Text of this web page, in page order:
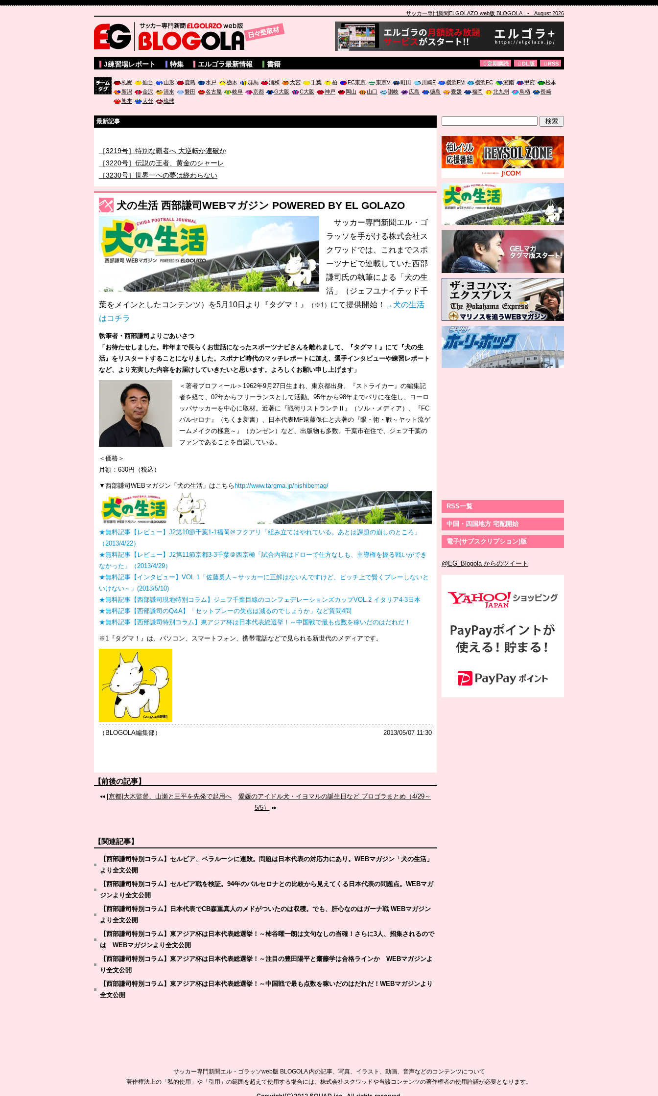
サッカー専門新聞ELGOLAZO web版 BLOGOLA- August 2026
サッカー専門新聞ELGOLAZO web版 BLOGOLA
J練習場レポート 特集 エルゴラ最新情報 書籍 定期購読 DL版 RSS
札幌 仙台 山形 鹿島 水戸 栃木 群馬 浦和 大宮 千葉 柏 FC東京 東京V 町田 川崎F 横浜FM 横浜FC 湘南 甲府
松本
新潟
金沢 清水 磐田 名古屋 岐阜 京都 G大阪 C大阪 神戸 岡山 山口 讃岐 広島 徳島 愛媛 福岡 北九州 鳥栖
長崎
熊本
大分 琉球
最新記事
［3219号］特別な覇者へ 大逆転か連破か
［3220号］伝説の王者、黄金のシャーレ
［3230号］世界一への夢は終わらない
［3223号］一丸。日本出陣
［3222号］史上最大のW杯開幕 注目は「個」
犬の生活 西部謙司WEBマガジン POWERED BY EL GOLAZO
サッカー専門新聞エル・ゴ
ラッソを手がける株式会社ス
クワッドでは、これまでスポ
ーツナビで連載していた西部
謙司氏の執筆による「犬の生
活」（ジェフユナイテッド千
葉をメインとしたコンテンツ）を5月10日より『タグマ！』
（※1） にて提供開始！ →犬の生活
はコチラ
執筆者・西部謙司よりごあいさつ
「お待たせしました。昨年まで長らくお世話になったスポーツナビさんを離れまして、『タグマ！』にて『犬の生
活』をリスタートすることになりました。スポナビ時代のマッチレポートに加え、選手インタビューや練習レポート
など、より充実した内容をお届けしていきたいと思います。よろしくお願い申し上げます」
＜著者プロフィール＞1962年9月27日生まれ、東京都出身。『ストライカー』の編集記
者を経て、02年からフリーランスとして活動。95年から98年までパリに在住し、ヨーロ
ッパサッカーを中心に取材。近著に『戦術リストランテⅡ』（ソル・メディア）、『FC
バルセロナ』（ちくま新書）、日本代表MF遠藤保仁と共著の『眼・術・戦～ヤット流ゲ
ームメイクの極意～』（カンゼン）など、出版物も多数。千葉市在住で、ジェフ千葉の
ファンであることを自認している。
＜価格＞
月額：630円（税込）
▼西部謙司WEBマガジン「犬の生活」はこちら http://www.targma.jp/nishibemag/
★無料記事【レビュー】J2第10節千葉1-1福岡＠フクアリ「組み立てはやれている。あとは課題の崩しのところ」
（2013/4/22）
★無料記事【レビュー】J2第11節京都3-3千葉＠西京極「試合内容はドローで仕方なしも、主導権を握る戦いができ
なかった」（2013/4/29）
★無料記事【インタビュー】VOL.1「佐藤勇人～サッカーに正解はないんですけど、ピッチ上で賢くプレーしないと
いけない～」(2013/5/10)
★無料記事【西部謙司現地特別コラム】ジェフ千葉目線のコンフェデレーションズカップVOL.2 イタリア4-3日本
★無料記事【西部謙司のQ&A】「セットプレーの失点は減るのでしょうか」など質問4問
★無料記事【西部謙司特別コラム】東アジア杯は日本代表総選挙！～中国戦で最も点数を稼いだのはだれだ！
※1『タグマ！』は、パソコン、スマートフォン、携帯電話などで見られる新世代のメディアです。
（BLOGOLA編集部） 2013/05/07 11:30
【前後の記事】
[京都]大木監督、山瀬と三平を先発で起用へ
愛媛のアイドル犬・イヨマルの誕生日など ブロゴラまとめ（4/29～
5/5）
【関連記事】
【西部謙司特別コラム】セルビア、ベラルーシに連敗。問題は日本代表の対応力にあり。WEBマガジン「犬の生活」
より全文公開
【西部謙司特別コラム】セルビア戦を検証。94年のバルセロナとの比較から見えてくる日本代表の問題点。WEBマガ
ジンより全文公開
【西部謙司特別コラム】日本代表でCB森重真人のメドがついたのは収穫。でも、肝心なのはガーナ戦 WEBマガジン
より全文公開
【西部謙司特別コラム】東アジア杯は日本代表総選挙！～柿谷曜一朗は文句なしの当確！さらに3人、招集されるので
は WEBマガジンより全文公開
【西部謙司特別コラム】東アジア杯は日本代表総選挙！～注目の豊田陽平と齋藤学は合格ラインか WEBマガジンよ
り全文公開
【西部謙司特別コラム】東アジア杯は日本代表総選挙！～中国戦で最も点数を稼いだのはだれだ！WEBマガジンより
全文公開
RSS一覧
中国・四国地方 宅配開始
電子(サブスクリプション)版
@EG_Blogola からのツイート
サッカー専門新聞エル・ゴラッソweb版 BLOGOLA 内の記事、写真、イラスト、動画、音声などのコンテンツについて
著作権法上の「私的使用」や「引用」の範囲を超えて使用する場合には、株式会社スクワッドや当該コンテンツの著作権者の使用許諾が必要となります。